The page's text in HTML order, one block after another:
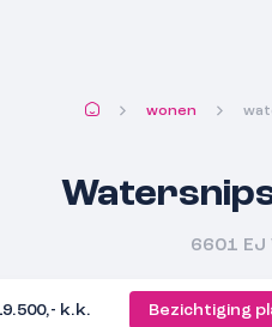
wonen
6601 EJ
k.k. Bezichtiging